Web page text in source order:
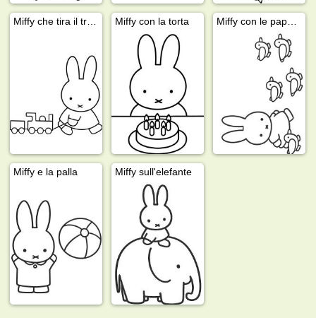
Miffy con la torta
Miffy e la palla Miffy sull'elefante